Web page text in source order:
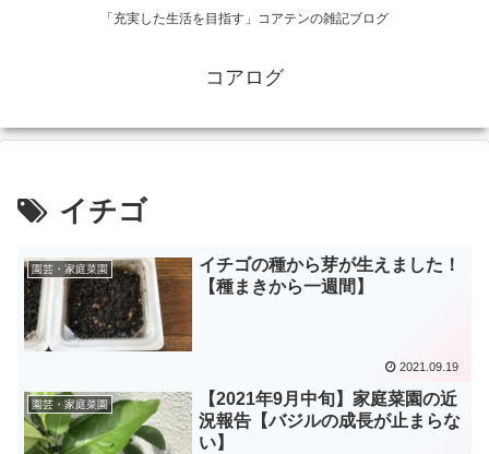
「充実した生活を目指す」コアテンの雑記ブログ
コアログ
イチゴ
園芸・家庭菜園
イチゴの種から芽が生えました！
【種まきから一週間】
2021.09.19
園芸・家庭菜園
【2021年9月中旬】家庭菜園の近
況報告【バジルの成長が止まらな
い】